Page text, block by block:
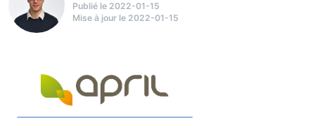
Publié le 2022-01-15
Mise à jour le 2022-01-15